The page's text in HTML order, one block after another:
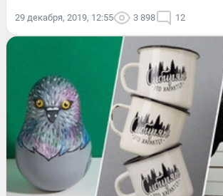
29 декабря, 2019, 12:55 3 898 12